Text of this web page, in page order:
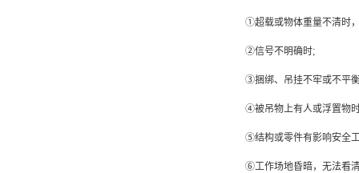
①超载或物体重量不清时，
②信号不明确时;
③捆绑、吊挂不牢或不平衡
④被吊物上有人或浮置物
⑤结构或零件有影响安全工
⑥工作场地昏暗，无法看清